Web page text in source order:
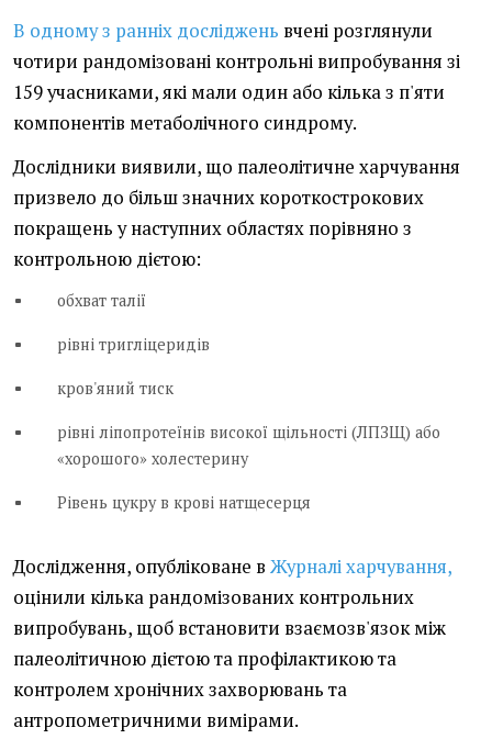
В одному з ранніх досліджень вчені розглянули
чотири рандомізовані контрольні випробування зі
159 учасниками, які мали один або кілька з п'яти
компонентів метаболічного синдрому.
Дослідники виявили, що палеолітичне харчування
призвело до більш значних короткострокових
покращень у наступних областях порівняно з
контрольною дієтою:
обхват талії
рівні тригліцеридів
кров'яний тиск
рівні ліпопротеїнів високої щільності (ЛПЗЩ) або
«хорошого» холестерину
Рівень цукру в крові натщесерця
Дослідження, опубліковане в Журналі харчування,
оцінили кілька рандомізованих контрольних
випробувань, щоб встановити взаємозв'язок між
палеолітичною дієтою та профілактикою та
контролем хронічних захворювань та
антропометричними вимірами.